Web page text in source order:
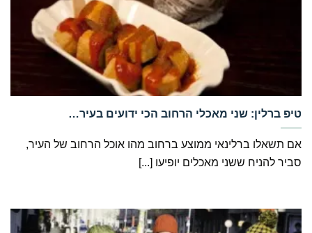
‏טיפ ברלין: שני מאכלי הרחוב הכי ידועים בעיר…
אם תשאלו ברלינאי ממוצע ברחוב מהו אוכל הרחוב של העיר,
סביר להניח ששני מאכלים יופיעו [...]